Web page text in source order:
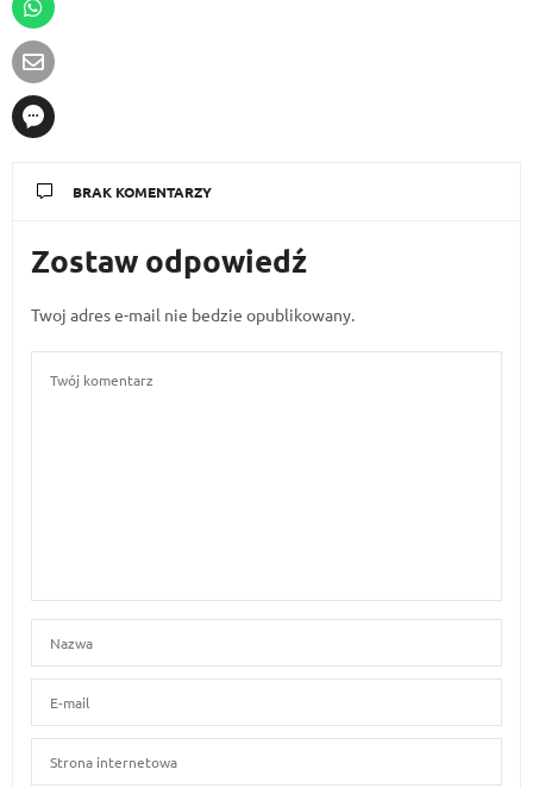
BRAK KOMENTARZY
Zostaw odpowiedź
Twoj adres e-mail nie bedzie opublikowany.